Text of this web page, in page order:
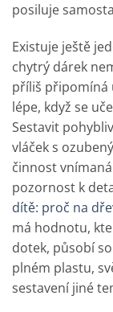
posiluje
Existuje ještě
chytrý dárek
příliš připomíná
lépe, když se
Sestavit
vláček s
činnost
pozornost k
dítě: proč na
má hodnotu,
dotek, působí
plném plastu,
sestavení jiné